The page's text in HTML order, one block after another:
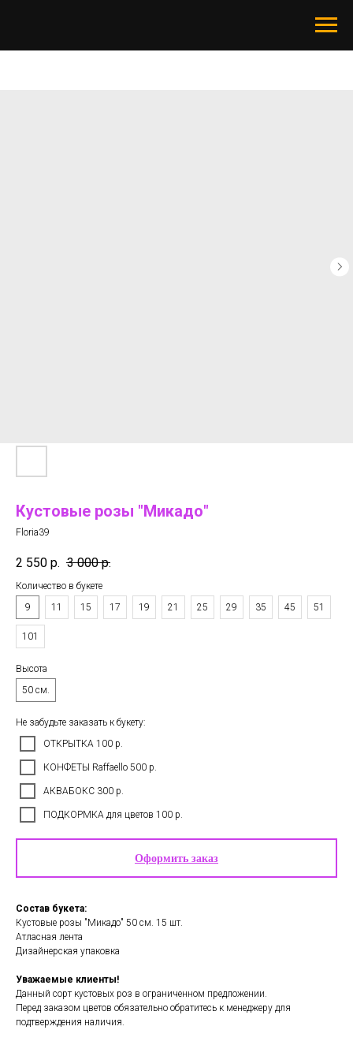
Кустовые розы "Микадо"
Floria39
2 550 р. 3 000 р.
Количество в букете
9
11 15 17 19 21 25 29 35 45 51
101
Высота
50 см.
Не забудьте заказать к букету:
ОТКРЫТКА 100 р.
КОНФЕТЫ Raffaello 500 р.
АКВАБОКС 300 р.
ПОДКОРМКА для цветов 100 р.
Оформить заказ
Состав букета:
Кустовые розы "Микадо" 50 см. 15 шт.
Атласная лента
Дизайнерская упаковка
Уважаемые клиенты!
Данный сорт кустовых роз в ограниченном предложении.
Перед заказом цветов обязательно обратитесь к менеджеру для
подтверждения наличия.